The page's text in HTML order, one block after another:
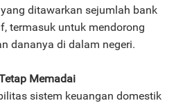
ditawarkan sejumlah bank
termasuk untuk mendorong
dananya di dalam negeri.
Memadai
sistem keuangan domestik